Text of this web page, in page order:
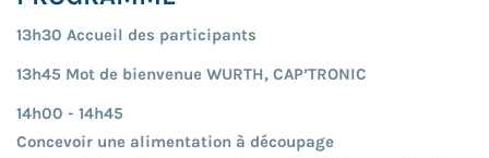
13h30 Accueil des participants
13h45 Mot de bienvenue WURTH, CAP’TRONIC
14h00 - 14h45
Concevoir une alimentation à découpage